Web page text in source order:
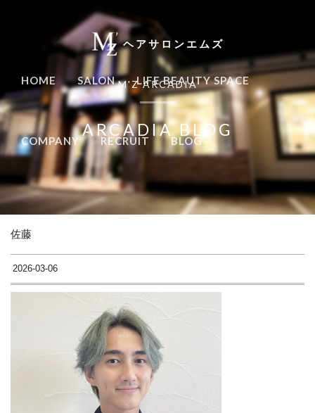
ヘアサロンエムズ
HOME SALON LIFE BEAUTY SPACE
COMPANY RECRUIT BLOG
M'Z ARCADIA
ARCADIA BLOG
佐藤
2026-03-06